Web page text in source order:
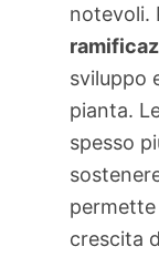
notevoli.
sviluppo
pianta.
spesso
crescita